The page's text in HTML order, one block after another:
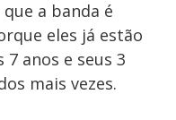
a banda é
eles já estão
anos e seus 3
mais vezes.